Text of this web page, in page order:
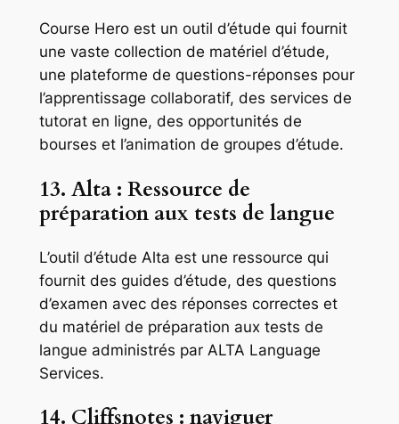
Course Hero est un outil d’étude qui fournit
une vaste collection de matériel d’étude,
une plateforme de questions-réponses pour
l’apprentissage collaboratif, des services de
tutorat en ligne, des opportunités de
bourses et l’animation de groupes d’étude.
13. Alta : Ressource de
préparation aux tests de langue
L’outil d’étude Alta est une ressource qui
fournit des guides d’étude, des questions
d’examen avec des réponses correctes et
du matériel de préparation aux tests de
langue administrés par ALTA Language
Services.
14. Cliffsnotes : naviguer